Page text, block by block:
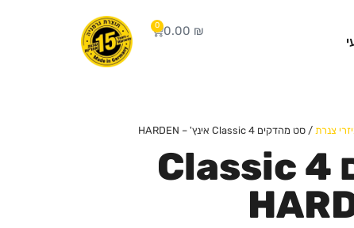
0.00 ₪
0
צנרת / סט מהדקים Classic 4 אינץ' – HARDEN
סט מהדקים Classic 4